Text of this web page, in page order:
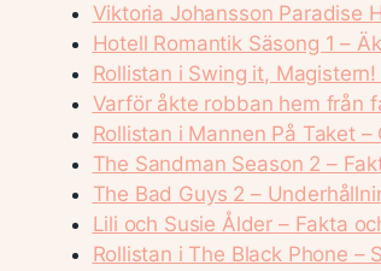
Viktoria Johansson Paradise
Hotell Romantik Säsong 1 –
Rollistan i Swing it,
Varför åkte robban hem från
Rollistan i Mannen På Taket
The Sandman Season 2 –
The Bad Guys 2 –
Lili och Susie Ålder – Fakta
Rollistan i The Black Phone –